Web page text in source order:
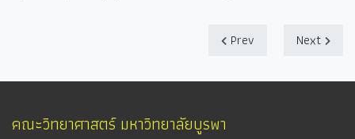
Prev Next
คณะวิทยาศาสตร์ มหาวิทยาลัยบูรพา